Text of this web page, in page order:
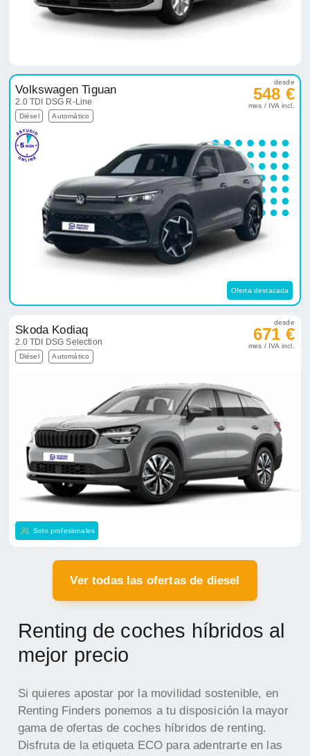
Volkswagen Tiguan
2.0 TDI DSG R-Line
Diésel Automático
desde
548 €
mes / IVA incl.
Oferta destacada
Skoda Kodiaq
2.0 TDI DSG Selection
Diésel Automático
desde
671 €
mes / IVA incl.
Solo profesionales
Ver todas las ofertas de diesel
Renting de coches híbridos al
mejor precio
Si quieres apostar por la movilidad sostenible, en
Renting Finders ponemos a tu disposición la mayor
gama de ofertas de coches híbridos de renting.
Disfruta de la etiqueta ECO para adentrarte en las